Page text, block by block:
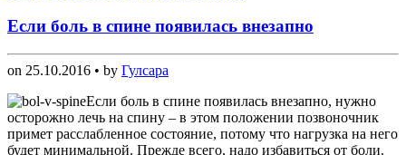
Если боль в спине появилась внезапно
on 25.10.2016 • by Гулсара
Если боль в спине появилась внезапно, нужно
осторожно лечь на спину – в этом положении позвоночник
примет расслабленное состояние, потому что нагрузка на него
будет минимальной. Прежде всего, надо избавиться от боли.